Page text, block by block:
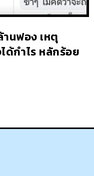
นฟอง เหตุ
ด้กำไร หลักร้อย